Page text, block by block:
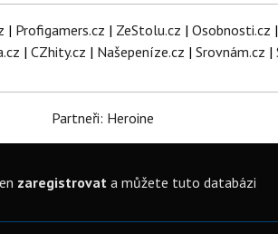
| Profigamers.cz | ZeStolu.cz | Osobnosti.cz |
| CZhity.cz | Našepeníze.cz | Srovnám.cz |
Partneři: Heroine
zaregistrovata můžete tuto databázi